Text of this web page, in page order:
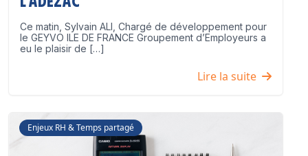
Ce matin, Sylvain ALI, Chargé de développement pour
le GEYVO ILE DE FRANCE Groupement d’Employeurs a
eu le plaisir de […]
Lire la suite
Enjeux RH & Temps partagé